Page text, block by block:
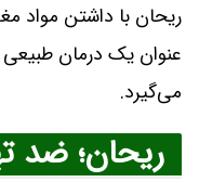
ریحان با داشتن مواد
عنوان یک درمان طبیعی
می‌گیرد.
ریحان؛ ضد